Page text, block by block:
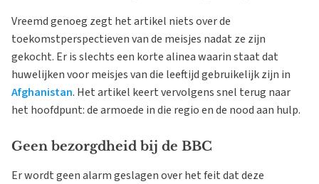
Vreemd genoeg zegt het artikel niets over de
toekomstperspectieven van de meisjes nadat ze zijn
gekocht. Er is slechts een korte alinea waarin staat dat
huwelijken voor meisjes van die leeftijd gebruikelijk zijn in
Afghanistan. Het artikel keert vervolgens snel terug naar
het hoofdpunt: de armoede in die regio en de nood aan hulp.
Geen bezorgdheid bij de BBC
Er wordt geen alarm geslagen over het feit dat deze